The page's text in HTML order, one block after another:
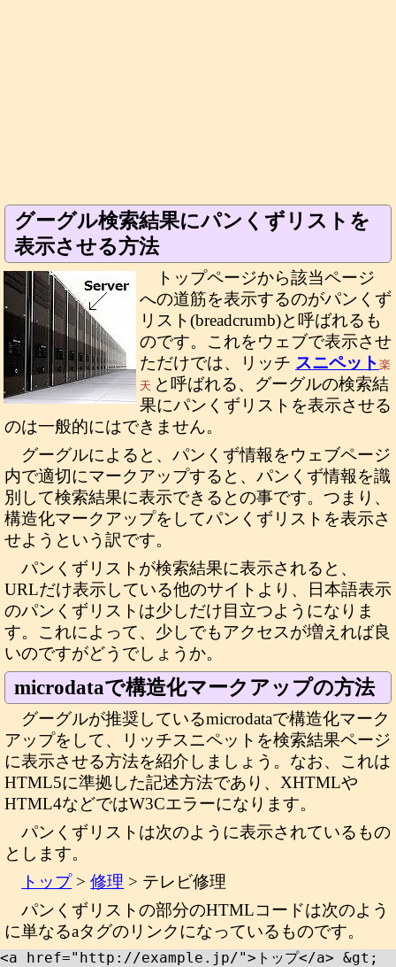
グーグル検索結果にパンくずリストを
表示させる方法
トップページから該当ページ
への道筋を表示するのがパンくず
リスト(breadcrumb)と呼ばれるも
のです。これをウェブで表示させ
ただけでは、リッチ スニペット 楽
天 と呼ばれる、グーグルの検索結
果にパンくずリストを表示させる
のは一般的にはできません。
グーグルによると、パンくず情報をウェブページ
内で適切にマークアップすると、パンくず情報を識
別して検索結果に表示できるとの事です。つまり、
構造化マークアップをしてパンくずリストを表示さ
せようという訳です。
パンくずリストが検索結果に表示されると、
URLだけ表示している他のサイトより、日本語表示
のパンくずリストは少しだけ目立つようになりま
す。これによって、少しでもアクセスが増えれば良
いのですがどうでしょうか。
microdataで構造化マークアップの方法
グーグルが推奨しているmicrodataで構造化マーク
アップをして、リッチスニペットを検索結果ページ
に表示させる方法を紹介しましょう。なお、これは
HTML5に準拠した記述方法であり、XHTMLや
HTML4などではW3Cエラーになります。
パンくずリストは次のように表示されているもの
とします。
トップ>修理 > テレビ修理
パンくずリストの部分のHTMLコードは次のよう
に単なるaタグのリンクになっているものです。
<a href="http://example.jp/">トップ</a> &gt;